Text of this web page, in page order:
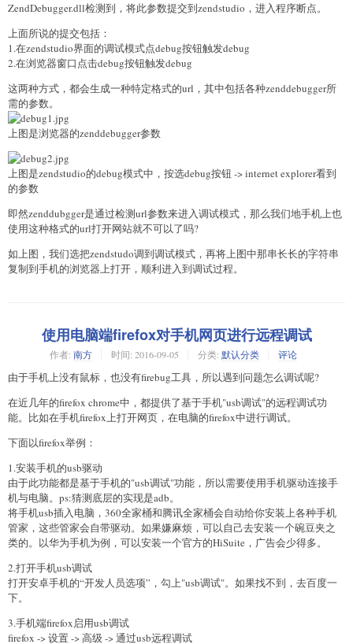
ZendDebugger.dll检测到，将此参数提交到zendstudio，进入程序断点。
上面所说的提交包括：
1.在zendstudio界面的调试模式点debug按钮触发debug
2.在浏览器窗口点击debug按钮触发debug
这两种方式，都会生成一种特定格式的url，其中包括各种zenddebugger所
需的参数。
上图是浏览器的zenddebugger参数
上图是zendstudio的debug模式中，按选debug按钮 -> internet explorer看到
的参数
即然zenddubgger是通过检测url参数来进入调试模式，那么我们地手机上也
使用这种格式的url打开网站就不可以了吗?
如上图，我们选把zendstudo调到调试模式，再将上图中那串长长的字符串
复制到手机的浏览器上打开，顺利进入到调试过程。
使用电脑端firefox对手机网页进行远程调试
作者: 南方 时间: 2016-09-05 分类: 默认分类 评论
由于手机上没有鼠标，也没有firebug工具，所以遇到问题怎么调试呢?
在近几年的firefox chrome中，都提供了基于手机"usb调试"的远程调试功
能。比如在手机firefox上打开网页，在电脑的firefox中进行调试。
下面以firefox举例：
1.安装手机的usb驱动
由于此功能都是基于手机的"usb调试"功能，所以需要使用手机驱动连接手
机与电脑。ps:猜测底层的实现是adb。
将手机usb插入电脑，360全家桶和腾讯全家桶会自动给你安装上各种手机
管家，这些管家会自带驱动。如果嫌麻烦，可以自己去安装一个碗豆夹之
类的。以华为手机为例，可以安装一个官方的HiSuite，广告会少得多。
2.打开手机usb调试
打开安卓手机的“开发人员选项”，勾上"usb调试"。如果找不到，去百度一
下。
3.手机端firefox启用usb调试
firefox -> 设置 -> 高级 -> 通过usb远程调试